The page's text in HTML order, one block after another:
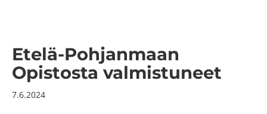
Etelä-Pohjanmaan
Opistosta valmistuneet
7.6.2024